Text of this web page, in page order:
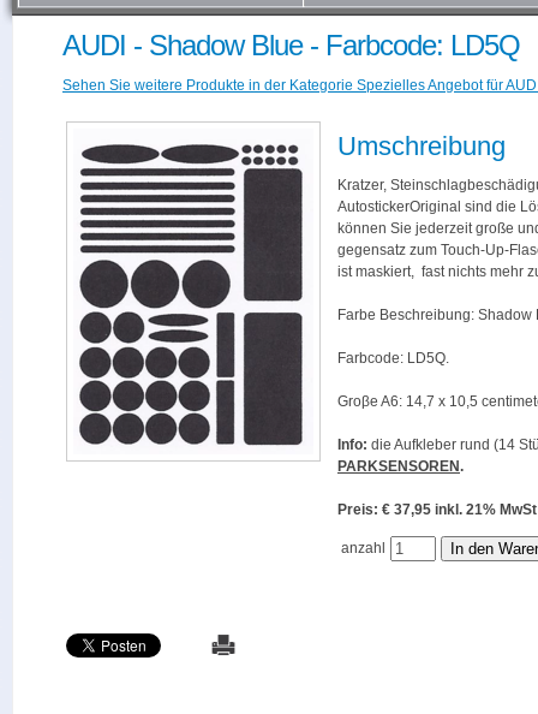
AUDI - Shadow Blue - Farbcode: LD5Q
Sehen Sie weitere Produkte in der Kategorie Spezielles Angebot für
Umschreibung
Kratzer,
AutostickerOriginal sind die
können Sie jederzeit große
gegensatz zum Touch-Up-
ist maskiert, fast nichts mehr
Farbe Beschreibung: Shadow
Farbcode: LD5Q.
Groβe A6: 14,7 x 10,5
Info: die Aufkleber rund (14
PARKSENSOREN.
Preis: € 37,95 inkl. 21%
anzahl